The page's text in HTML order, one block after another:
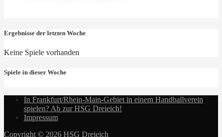
Ergebnisse der letzten Woche
Keine Spiele vorhanden
Spiele in dieser Woche
In Frankfurt/Rhein-Main-Gebiet in einem Handballverein
spielen? Ab zur HSG Dreieich!
Impressum
Copyright © 2026 HSG Dreieich